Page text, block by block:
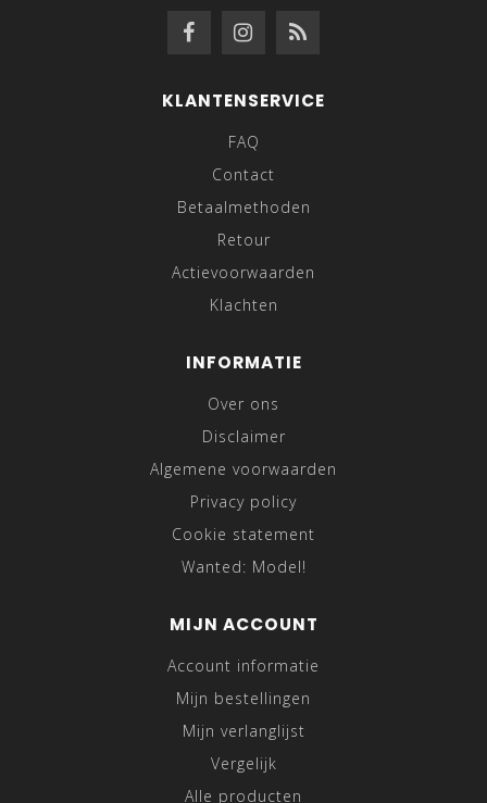
KLANTENSERVICE
FAQ
Contact
Betaalmethoden
Retour
Actievoorwaarden
Klachten
INFORMATIE
Over ons
Disclaimer
Algemene voorwaarden
Privacy policy
Cookie statement
Wanted: Model!
MIJN ACCOUNT
Account informatie
Mijn bestellingen
Mijn verlanglijst
Vergelijk
Alle producten